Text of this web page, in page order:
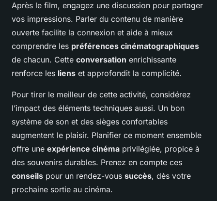
Après le film, engagez une discussion pour partager
vos impressions. Parler du contenu de manière
ouverte facilite la connexion et aide à mieux
comprendre les préférences cinématographiques
de chacun. Cette conversation enrichissante
renforce les liens et approfondit la complicité.
Pour tirer le meilleur de cette activité, considérez
l’impact des éléments techniques aussi. Un bon
système de son et des sièges confortables
augmentent le plaisir. Planifier ce moment ensemble
offre une expérience cinéma privilégiée, propice à
des souvenirs durables. Prenez en compte ces
conseils pour un rendez-vous succès, dès votre
prochaine sortie au cinéma.